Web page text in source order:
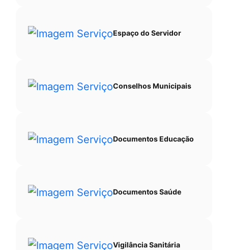
Espaço do Servidor
Conselhos Municipais
Documentos Educação
Documentos Saúde
Vigilância Sanitária